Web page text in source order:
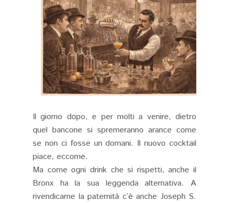
Il giorno dopo, e per molti a venire, dietro
quel bancone si spremeranno arance come
se non ci fosse un domani. Il nuovo cocktail
piace, eccome.
Ma come ogni drink che si rispetti, anche il
Bronx ha la sua leggenda alternativa. A
rivendicarne la paternità c’è anche Joseph S.